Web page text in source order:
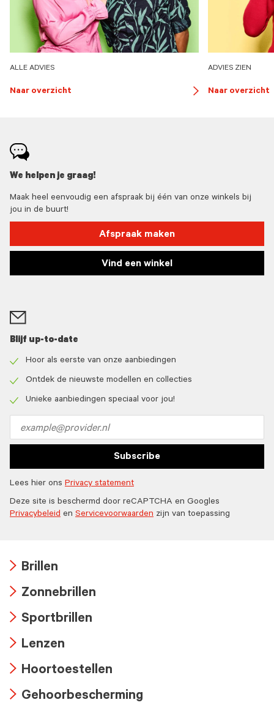
ALLE ADVIES
Naar overzicht
ADVIES ZIEN
Naar overzicht
We helpen je graag!
Maak heel eenvoudig een afspraak bij één van onze winkels bij
jou in de buurt!
Afspraak maken
Vind een winkel
Blijf up-to-date
icon
Hoor als eerste van onze aanbiedingen
icon
Ontdek de nieuwste modellen en collecties
Unieke aanbiedingen speciaal voor jou!
address
Subscribe
Lees hier ons Privacy statement
Deze site is beschermd door reCAPTCHA en Googles
Privacybeleid en Servicevoorwaarden zijn van toepassing
icon
Brillen
icon
Zonnebrillen
icon
Sportbrillen
icon
Lenzen
icon
Hoortoestellen
Gehoorbescherming